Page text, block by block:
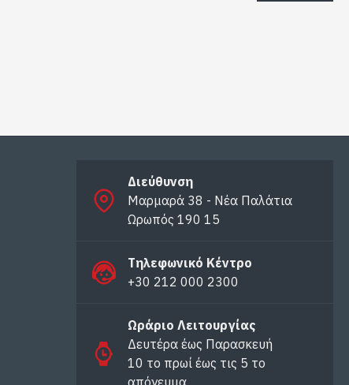
Διεύθυνση
Μαρμαρά 38 - Νέα Παλάτια
Ωρωπός 190 15
Τηλεφωνικό Κέντρο
+30 212 000 2300
Ωράριο Λειτουργίας
Δευτέρα έως Παρασκευή
10 το πρωί έως τις 5 το
απόγευμα